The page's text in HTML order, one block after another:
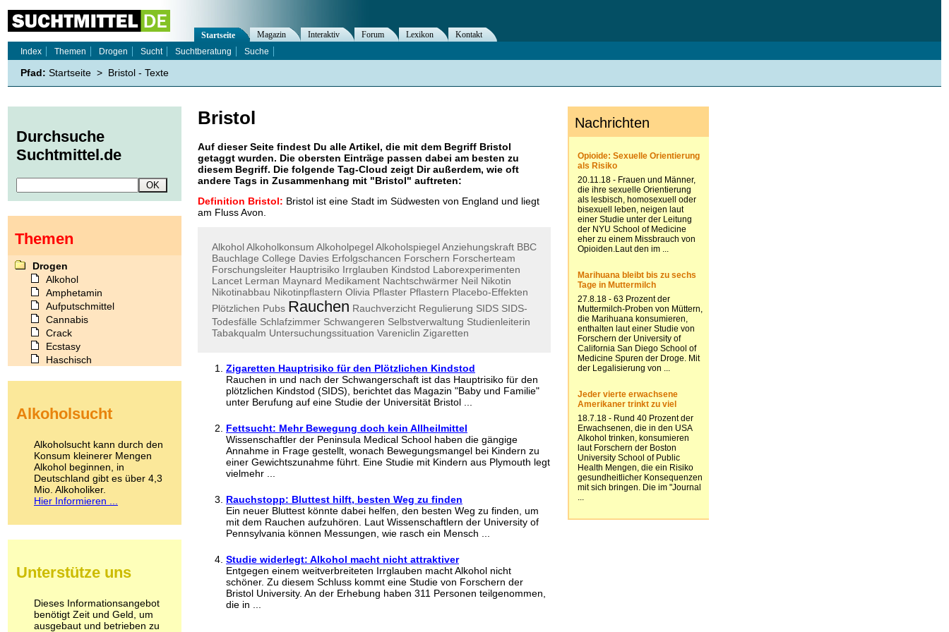
Bristol
Auf dieser Seite findest Du alle Artikel, die mit dem Begriff Bristol
getaggt wurden. Die obersten Einträge passen dabei am besten zu
diesem Begriff. Die folgende Tag-Cloud zeigt Dir außerdem, wie oft
andere Tags in Zusammenhang mit "Bristol" auftreten:
Definition Bristol: Bristol ist eine Stadt im Südwesten von England und liegt
am Fluss Avon.
AlkoholAlkoholkonsum AlkoholpegelAlkoholspiegelAnziehungskraft BBC
Bauchlage College Davies Erfolgschancen Forschern Forscherteam
Forschungsleiter Hauptrisiko Irrglauben Kindstod Laborexperimenten
Lancet Lerman Maynard Medikament Nachtschwärmer Neil Nikotin
Nikotinabbau Nikotinpflastern Olivia Pflaster Pflastern Placebo-Effekten
Plötzlichen Pubs Rauchen Rauchverzicht Regulierung SIDS SIDS-
Todesfälle Schlafzimmer Schwangeren Selbstverwaltung Studienleiterin
Tabakqualm Untersuchungssituation Vareniclin Zigaretten
Zigaretten Hauptrisiko für den Plötzlichen Kindstod
Rauchen in und nach der Schwangerschaft ist das Hauptrisiko für den
plötzlichen Kindstod (SIDS), berichtet das Magazin "Baby und Familie"
unter Berufung auf eine Studie der Universität Bristol ...
Fettsucht: Mehr Bewegung doch kein Allheilmittel
Wissenschaftler der Peninsula Medical School haben die gängige
Annahme in Frage gestellt, wonach Bewegungsmangel bei Kindern zu
einer Gewichtszunahme führt. Eine Studie mit Kindern aus Plymouth legt
vielmehr ...
Rauchstopp: Bluttest hilft, besten Weg zu finden
Ein neuer Bluttest könnte dabei helfen, den besten Weg zu finden, um
mit dem Rauchen aufzuhören. Laut Wissenschaftlern der University of
Pennsylvania können Messungen, wie rasch ein Mensch ...
Studie widerlegt: Alkohol macht nicht attraktiver
Entgegen einem weitverbreiteten Irrglauben macht Alkohol nicht
schöner. Zu diesem Schluss kommt eine Studie von Forschern der
Bristol University. An der Erhebung haben 311 Personen teilgenommen,
die in ...
Startseite Magazin Interaktiv Forum Lexikon
Kontakt
Index
Themen Drogen Sucht Suchtberatung Suche
Pfad: Startseite > Bristol - Texte
Durchsuche
Suchtmittel.de
Themen
Drogen
Alkohol
Amphetamin
Aufputschmittel
Cannabis
Crack
Ecstasy
Haschisch
Kokain
LSD
Marihuana
Medikamente
Meskalin
Metamphetamin
Methadon
Pilze
Psychopharmaka
Schlafmittel
Schmerzmittel
Alkoholsucht
Alkoholsucht kann durch den
Konsum kleinerer Mengen
Alkohol beginnen, in
Deutschland gibt es über 4,3
Mio. Alkoholiker.
Hier Informieren ...
Unterstütze uns
Dieses Informationsangebot
benötigt Zeit und Geld, um
ausgebaut und betrieben zu